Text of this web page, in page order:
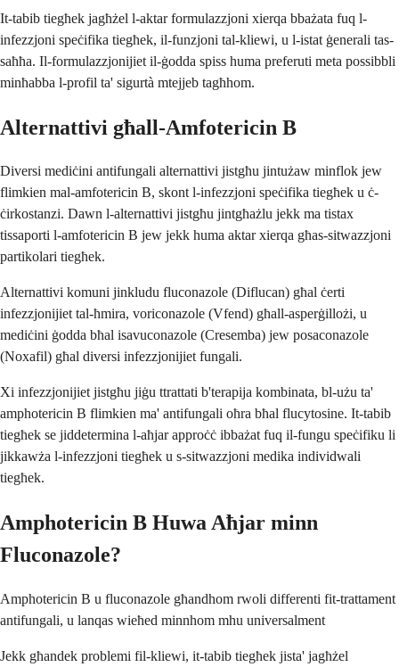
It-tabib tiegħek jagħżel l-aktar formulazzjoni xierqa bbażata fuq l-
infezzjoni speċifika tiegħek, il-funzjoni tal-kliewi, u l-istat ġenerali tas-
saħħa. Il-formulazzjonijiet il-ġodda spiss huma preferuti meta possibbli
minħabba l-profil ta' sigurtà mtejjeb tagħhom.
Alternattivi għall-Amfotericin B
Diversi mediċini antifungali alternattivi jistgħu jintużaw minflok jew
flimkien mal-amfotericin B, skont l-infezzjoni speċifika tiegħek u ċ-
ċirkostanzi. Dawn l-alternattivi jistgħu jintgħażlu jekk ma tistax
tissaporti l-amfotericin B jew jekk huma aktar xierqa għas-sitwazzjoni
partikolari tiegħek.
Alternattivi komuni jinkludu fluconazole (Diflucan) għal ċerti
infezzjonijiet tal-ħmira, voriconazole (Vfend) għall-asperġillożi, u
mediċini ġodda bħal isavuconazole (Cresemba) jew posaconazole
(Noxafil) għal diversi infezzjonijiet fungali.
Xi infezzjonijiet jistgħu jiġu ttrattati b'terapija kombinata, bl-użu ta'
amphotericin B flimkien ma' antifungali oħra bħal flucytosine. It-tabib
tiegħek se jiddetermina l-aħjar approċċ ibbażat fuq il-fungu speċifiku li
jikkawża l-infezzjoni tiegħek u s-sitwazzjoni medika individwali
tiegħek.
Amphotericin B Huwa Aħjar minn
Fluconazole?
Amphotericin B u fluconazole għandhom rwoli differenti fit-trattament
antifungali, u lanqas wieħed minnhom mhu universalment
Jekk għandek problemi fil-kliewi, it-tabib tiegħek jista' jagħżel